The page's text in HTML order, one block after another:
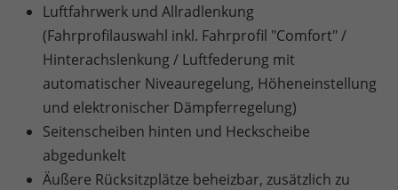
Luftfahrwerk und Allradlenkung
(Fahrprofilauswahl inkl. Fahrprofil "Comfort" /
Hinterachslenkung / Luftfederung mit
automatischer Niveauregelung, Höheneinstellung
und elektronischer Dämpferregelung)
Seitenscheiben hinten und Heckscheibe
abgedunkelt
Äußere Rücksitzplätze beheizbar, zusätzlich zu